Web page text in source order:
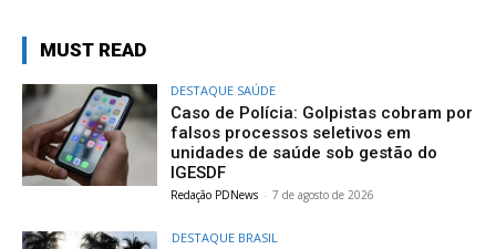
MUST READ
DESTAQUE SAÚDE
Caso de Polícia: Golpistas cobram por
falsos processos seletivos em
unidades de saúde sob gestão do
IGESDF
Redação PDNews - 7 de agosto de 2026
DESTAQUE BRASIL